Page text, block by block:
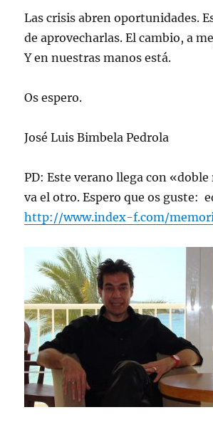
Las crisis abren oportunidades.
de aprovecharlas. El cambio, a
Y en nuestras manos está.
Os espero.
José Luis Bimbela Pedrola
PD: Este verano llega con
va el otro. Espero que os guste:
http://www.index-f.com/